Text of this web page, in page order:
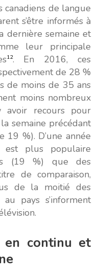
de langue
s’être informés à
dernière semaine et
leur principale
12. En 2016, ces
de 28 %
de moins de 35 ans
moins nombreux
recours pour
semaine précédant
19 %). D’une année
est plus populaire
(19 %) que des
de comparaison,
de la moitié des
pays s’informent
en continu et